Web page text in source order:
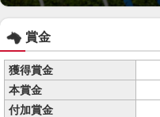
賞金
獲得賞金
本賞金
付加賞金